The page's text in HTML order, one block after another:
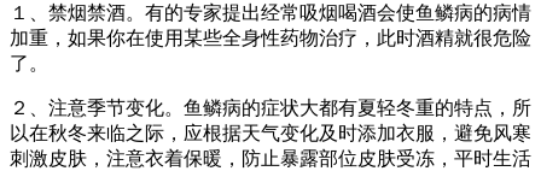
１、禁烟禁酒。有的专家提出经常吸烟喝酒会使鱼鳞病的病情
加重，如果你在使用某些全身性药物治疗，此时酒精就很危险
了。
２、注意季节变化。鱼鳞病的症状大都有夏轻冬重的特点，所
以在秋冬来临之际，应根据天气变化及时添加衣服，避免风寒
刺激皮肤，注意衣着保暖，防止暴露部位皮肤受冻，平时生活